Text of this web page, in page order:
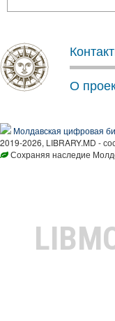
О
Молдавская цифровая
2019-2026, LIBRARY.MD -
Сохраняя наследие